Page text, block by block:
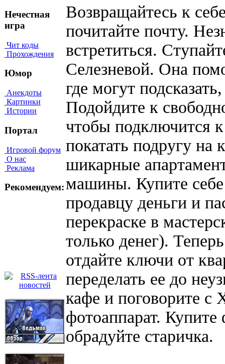
Нечестная
игра
Чит коды
Прохождения
Юмор
Анекдоты
Картинки
Истории
Портал
Игровой форум
О нас
Реклама
Рекомендуем:
Возвращайтесь к
почитайте почту.
встретиться.
Селезневой. Она
где могут
Подойдите к
чтобы подключится
покатать подругу на
шикарные
машины. Купите себе
продавцу деньги и
перекраске в
только денег).
отдайте ключи от
переделать ее до
кафе и поговорите с
фотоаппарат.
обрадуйте старичка.